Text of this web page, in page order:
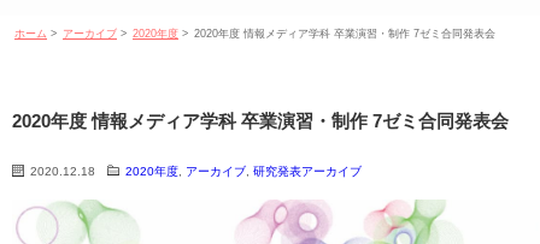
ホーム > アーカイブ > 2020年度 > 2020年度 情報メディア学科 卒業演習・制作 7ゼミ合同発表会
2020年度 情報メディア学科 卒業演習・制作 7ゼミ合同発表会
2020.12.18 2020年度 アーカイブ 研究発表アーカイブ